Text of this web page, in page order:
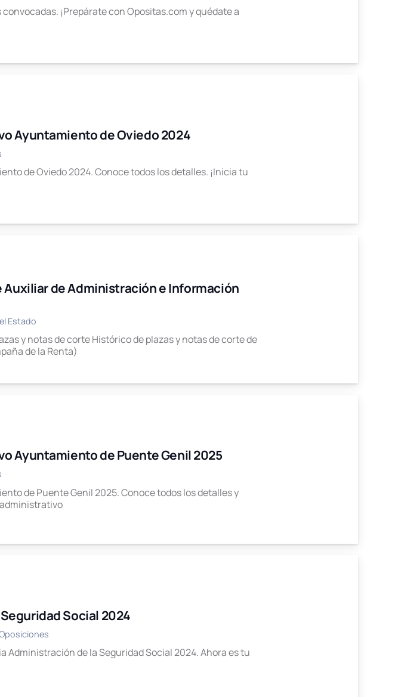
¡Prepárate con Opositas.com y quédate a
Ayuntamiento de Oviedo 2024
de Oviedo 2024. Conoce todos los detalles. ¡Inicia tu
Auxiliar de Administración e Información
Estado
y notas de corte Histórico de plazas y notas de corte de
de la Renta)
Ayuntamiento de Puente Genil 2025
de Puente Genil 2025. Conoce todos los detalles y
Social 2024
Administración de la Seguridad Social 2024. Ahora es tu